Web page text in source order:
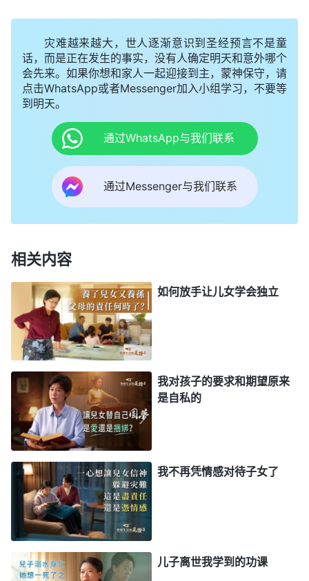
不是父母狠心，不是父母没尽到责任。当然，作为父
母来说，子女在成年之后工作、事业、婚姻、家庭是
否顺利父母也不应该把这些事都揽在自己身上负责到
底。你可以关心、可以帮助他，但是没有必要把儿女
拴在自己身边一切生活大包大揽，让儿女开心地活在
父母身边。这样做就能达到让儿女开心地生活吗？也
不见得。儿女总生活在父母身边，生活费用全由父母
负责，这对儿女的成长不利，应该让他们到社会上历
练，经风雨见世面，这对他们有好处。所以，儿女长
大成人了就不应该把他们拴在父母身边，至于他们以
关系了。他自己的事由他自己来解决，这些事与你无
关。为什么与你无关呢？因为你对他的责任已经尽完
了，你把他抚养长大了那你就应该放手了。你该做的
事还有很多，你这一生除了抚养子女长大成人还有其
他的使命要完成，你除了是你子女的父母之外你还是
受造之物，你应该来到神面前接受你的本分。你的本
分是什么？你投入了吗？你完成了吗？你走上蒙拯救
的道路了吗？这是你该想的。至于子女成年之后何去
何从，他们生活得怎么样、境况怎么样，他们快不快
乐、开不开心，与父母没有任何的关系。不管从形式
上还是从思想上他已经独立了，你也应该让他独立，
你应该放手，不应该控制他。不管从形式上还是从情
感、肉体血缘关系上你的责任已经尽完了，你跟他已
经没有任何关系了。”《话・卷六 关于追求
追求真理（十八）》 看了神的话我就像卸下一个沉重的
灾难越来越大，世人逐渐意识到圣经预言不是童
话，而是正在发生的事实，没有人确定明天和意外哪个
会先来。如果你想和家人一起迎接到主，蒙神保守，请
点击WhatsApp或者Messenger加入小组学习，不要等
到明天。
通过WhatsApp与我们联系
通过Messenger与我们联系
相关内容
如何放手让儿女学会独立
我对孩子的要求和期望原来
是自私的
我不再凭情感对待子女了
儿子离世我学到的功课